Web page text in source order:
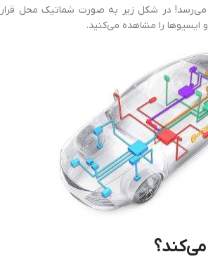
ایسیو هم می‌رسد! در شکل زیر به صورت شماتیک محل قرار
ایسیوها را مشاهده می‌کنید.